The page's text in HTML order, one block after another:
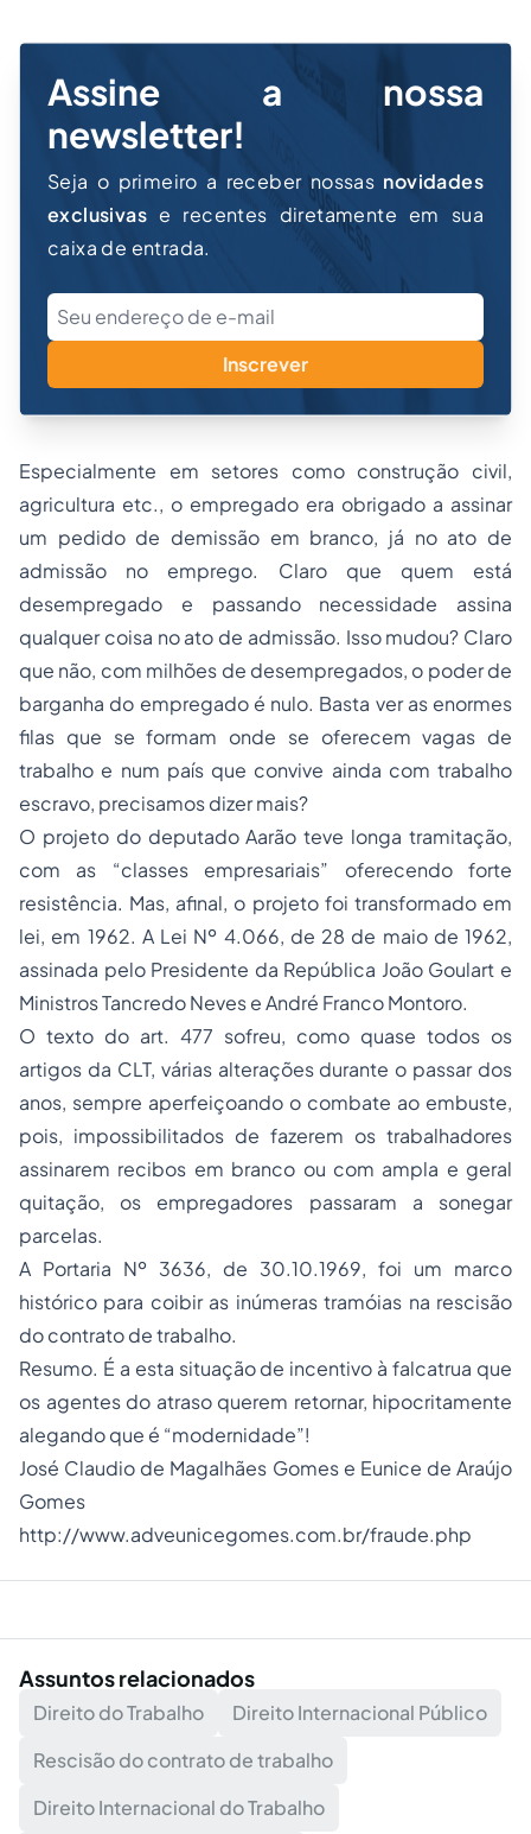
Assine a nossa
newsletter!
Seja o primeiro a receber nossas novidades
exclusivas e recentes diretamente em sua
caixa de entrada.
Inscrever
Especialmente em setores como construção civil,
agricultura etc., o empregado era obrigado a assinar
um pedido de demissão em branco, já no ato de
admissão no emprego. Claro que quem está
desempregado e passando necessidade assina
qualquer coisa no ato de admissão. Isso mudou? Claro
que não, com milhões de desempregados, o poder de
barganha do empregado é nulo. Basta ver as enormes
filas que se formam onde se oferecem vagas de
trabalho e num país que convive ainda com trabalho
escravo, precisamos dizer mais?
O projeto do deputado Aarão teve longa tramitação,
com as “classes empresariais” oferecendo forte
resistência. Mas, afinal, o projeto foi transformado em
lei, em 1962. A Lei Nº 4.066, de 28 de maio de 1962,
assinada pelo Presidente da República João Goulart e
Ministros Tancredo Neves e André Franco Montoro.
O texto do art. 477 sofreu, como quase todos os
artigos da CLT, várias alterações durante o passar dos
anos, sempre aperfeiçoando o combate ao embuste,
pois, impossibilitados de fazerem os trabalhadores
assinarem recibos em branco ou com ampla e geral
quitação, os empregadores passaram a sonegar
parcelas.
A Portaria Nº 3636, de 30.10.1969, foi um marco
histórico para coibir as inúmeras tramóias na rescisão
do contrato de trabalho.
Resumo. É a esta situação de incentivo à falcatrua que
os agentes do atraso querem retornar, hipocritamente
alegando que é “modernidade”!
José Claudio de Magalhães Gomes e Eunice de Araújo
Gomes
http://www.adveunicegomes.com.br/fraude.php
Assuntos relacionados
Direito do Trabalho
Direito Internacional Público
Rescisão do contrato de trabalho
Direito Internacional do Trabalho